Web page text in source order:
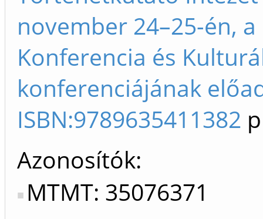
november 24–25-én,
Konferencia és
konferenciájának
ISBN:9789635411382
Azonosítók
MTMT: 35076371